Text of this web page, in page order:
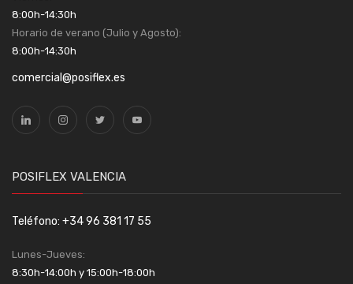
8:00h-14:30h
Horario de verano (Julio y Agosto):
8:00h-14:30h
comercial@posiflex.es
POSIFLEX VALENCIA
Teléfono: +34 96 381 17 55
Lunes-Jueves:
8:30h-14:00h y 15:00h-18:00h